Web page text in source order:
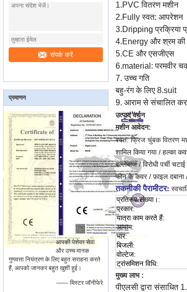
संपर्क करें
प्रमाणन
आपकी पेशेवर सेवा
और उच्च मानक
गुणवत्ता नियंत्रण के लिए बहुत सराहना करते
हैं, आपको जानकर बहुत खुशी हुई।
—— मिस्टर जॉनीफेरे
1.PVC वितरण मशीन
2.Fully स्वत: आपरेशन
3.Dripping प्रक्रिया
4.Energy और श्रम
5.CE और एसजीएस
6.material: परमवीर
7. उच्च गति
बहु-रंग के लिए 8.suit
9. आराम से संचालित
उत्पाद वर्णन
मशीन आवेदन:
स्वत: फ्रिज चुंबक वितरण
शामिल किया गया / हल्का
बल्लेबाज / विरोधी पर्ची
फोन के कवर / फ़ाइल दबाना
तकनीकी पैरामीटर:
प्रतिरूप संख्या।:
प्रकार:
यात्रा काम करते हैं:
आयाम:
भार:
बिजली:
वोल्टेज:
ट्रांसमिशन विधि:
मुख्य लाभ :
पीएलसी द्वारा